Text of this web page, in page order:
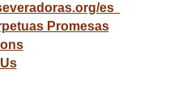
es
Promesas